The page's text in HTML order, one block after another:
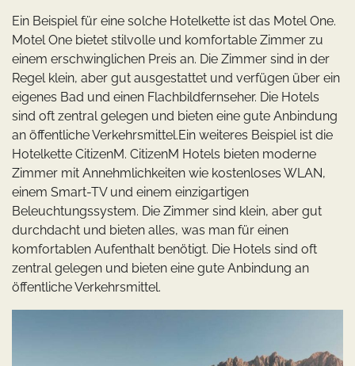
Ein Beispiel für eine solche Hotelkette ist das Motel One.
Motel One bietet stilvolle und komfortable Zimmer zu
einem erschwinglichen Preis an. Die Zimmer sind in der
Regel klein, aber gut ausgestattet und verfügen über ein
eigenes Bad und einen Flachbildfernseher. Die Hotels
sind oft zentral gelegen und bieten eine gute Anbindung
an öffentliche Verkehrsmittel.Ein weiteres Beispiel ist die
Hotelkette CitizenM. CitizenM Hotels bieten moderne
Zimmer mit Annehmlichkeiten wie kostenloses WLAN,
einem Smart-TV und einem einzigartigen
Beleuchtungssystem. Die Zimmer sind klein, aber gut
durchdacht und bieten alles, was man für einen
komfortablen Aufenthalt benötigt. Die Hotels sind oft
zentral gelegen und bieten eine gute Anbindung an
öffentliche Verkehrsmittel.